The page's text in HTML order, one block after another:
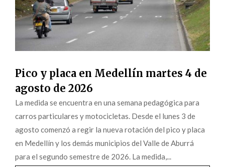
Pico y placa en Medellín martes 4 de
agosto de 2026
La medida se encuentra en una semana pedagógica para
carros particulares y motocicletas. Desde el lunes 3 de
agosto comenzó a regir la nueva rotación del pico y placa
en Medellín y los demás municipios del Valle de Aburrá
para el segundo semestre de 2026. La medida,...